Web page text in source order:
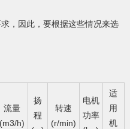
，因此，要根据这些情况来选
流量
(m3/h)
扬
程
转速
(r/min)
电机
功率
适
用
机